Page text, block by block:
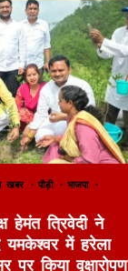
खबर पौड़ी
भाजपा
हेमंत त्रिवेदी ने
में हरेला
किया वृक्षारोपण